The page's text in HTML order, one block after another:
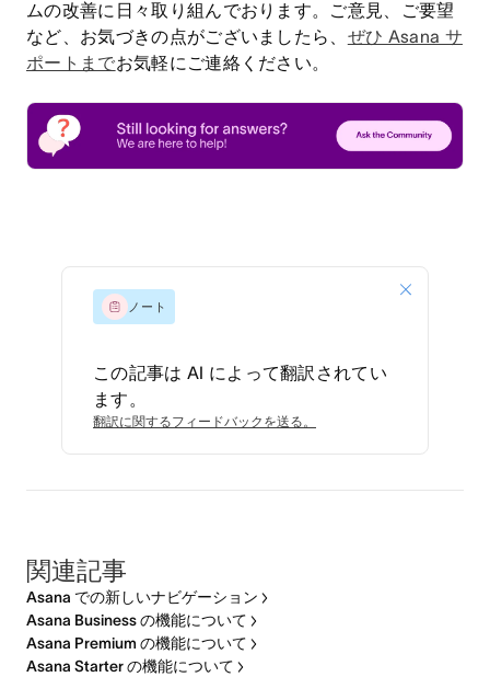
ムの改善に日々取り組んでおります。ご意見、ご要望
など、お気づきの点がございましたら、 ぜひ Asana サ
ポートまでお気軽にご連絡ください。
ノート
この記事は AI によって翻訳されてい
ます。
翻訳に関するフィードバックを送る。
関連記事
Asana での新しいナビゲーション
Asana Business の機能について
Asana Premium の機能について
Asana Starter の機能について